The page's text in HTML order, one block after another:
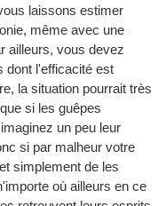
laissons estimer
même avec une
ailleurs, vous devez
dont l'efficacité est
la situation pourrait très
si les guêpes
un peu leur
si par malheur votre
simplement de les
où ailleurs en ce